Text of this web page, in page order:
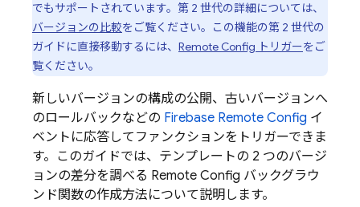
でもサポートされています。第 2 世代の詳細については、
バージョンの比較をご覧ください。この機能の第 2 世代の
ガイドに直接移動するには、 Remote Config トリガーをご
覧ください。
新しいバージョンの構成の公開、古いバージョンへ
のロールバックなどの Firebase Remote Config イ
ベントに応答してファンクションをトリガーできま
す。このガイドでは、テンプレートの 2 つのバージ
ョンの差分を調べる Remote Config バックグラウ
ンド関数の作成方法について説明します。